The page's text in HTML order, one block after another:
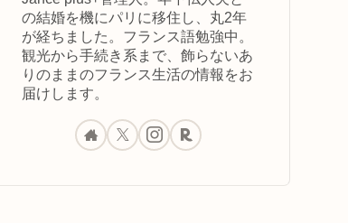
の結婚を機にパリに移住し、丸2年
が経ちました。フランス語勉強中。
観光から手続き系まで、飾らないあ
りのままのフランス生活の情報をお
届けします。